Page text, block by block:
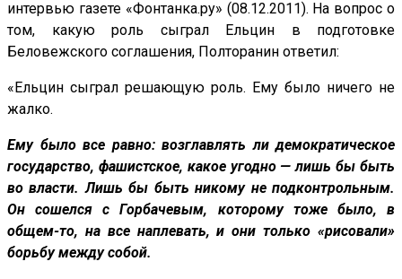
интервью газете «Фонтанка.ру» (08.12.2011). На вопрос о
том, какую роль сыграл Ельцин в подготовке
Беловежского соглашения, Полторанин ответил:
«Ельцин сыграл решающую роль. Ему было ничего не
жалко.
Ему было все равно: возглавлять ли демократическое
государство, фашистское, какое угодно — лишь бы быть
во власти. Лишь бы быть никому не подконтрольным.
Он сошелся с Горбачевым, которому тоже было, в
общем-то, на все наплевать, и они только «рисовали»
борьбу между собой.